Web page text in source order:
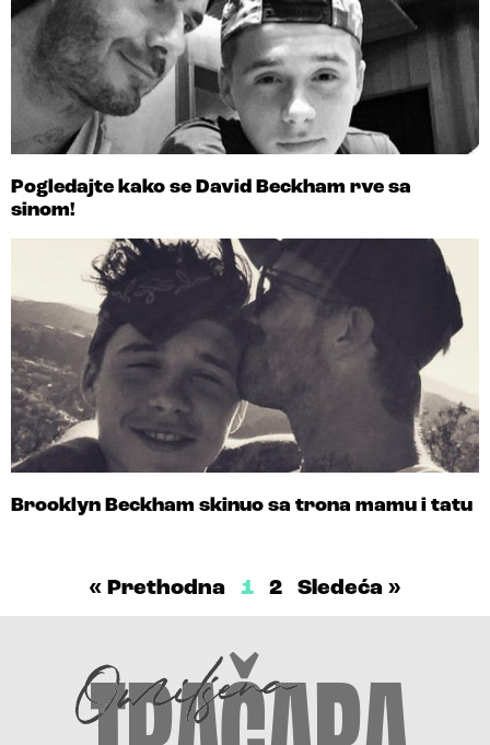
Pogledajte kako se David Beckham rve sa
sinom!
Brooklyn Beckham skinuo sa trona mamu i tatu
« Prethodna 1 2 Sledeća »